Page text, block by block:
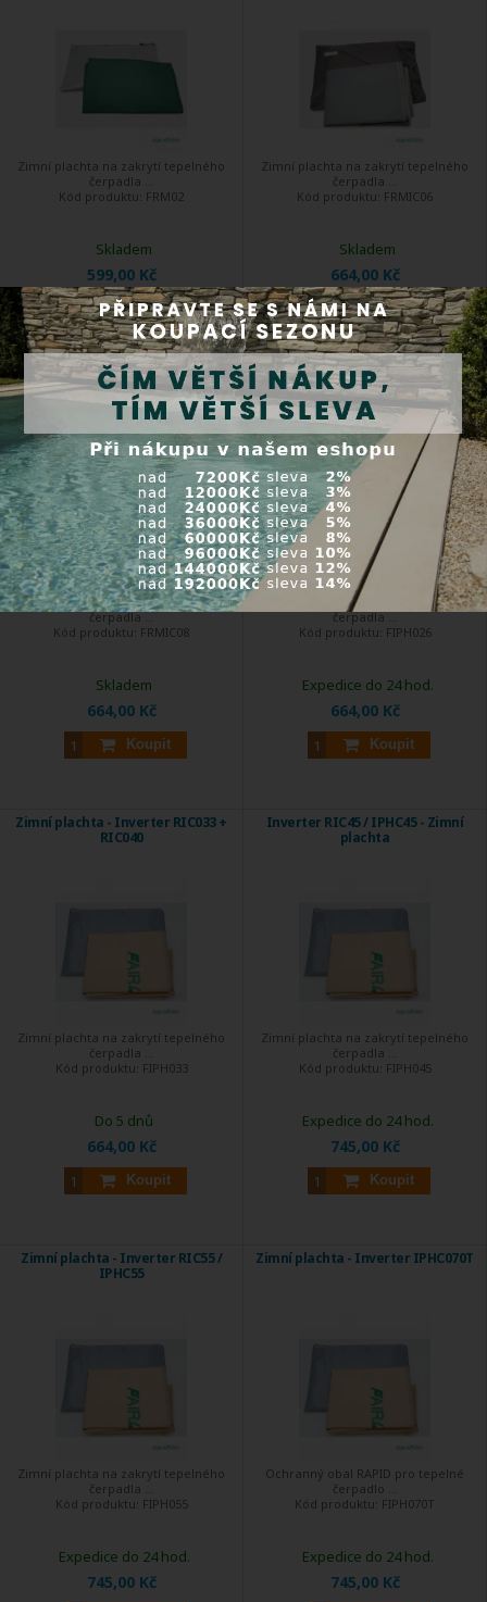
Zimní plachta na zakrytí tepelného
čerpadla ...
Kód produktu: FRM02
599,00 Kč
Koupit
Skladem
Zimní plachta na zakrytí tepelného
čerpadla ...
Kód produktu: FRMIC06
664,00 Kč
Koupit
Skladem
Mini Inverter RMIC08 + RMIC10 +
RMIC13 - Zimní plachta
Zimní plachta na zakrytí tepelného
čerpadla ...
Kód produktu: FRMIC08
664,00 Kč
Koupit
Skladem
Zimní plachta - Inverter RIC026 /
IPHCR026
Zimní plachta na zakrytí tepelného
čerpadla ...
Kód produktu: FIPH026
664,00 Kč
Koupit
Expedice do 24 hod.
Zimní plachta - Inverter RIC033 +
RIC040
Zimní plachta na zakrytí tepelného
čerpadla ...
Kód produktu: FIPH033
664,00 Kč
Koupit
Do 5 dnů
Inverter RIC45 / IPHC45 - Zimní
plachta
Zimní plachta na zakrytí tepelného
čerpadla ...
Kód produktu: FIPH045
745,00 Kč
Koupit
Expedice do 24 hod.
Zimní plachta - Inverter RIC55 /
IPHC55
Zimní plachta na zakrytí tepelného
čerpadla ...
Kód produktu: FIPH055
745,00 Kč
Expedice do 24 hod.
Zimní plachta - Inverter IPHC070T
Ochranný obal RAPID pro tepelné
čerpadlo ...
Kód produktu: FIPH070T
745,00 Kč
Expedice do 24 hod.